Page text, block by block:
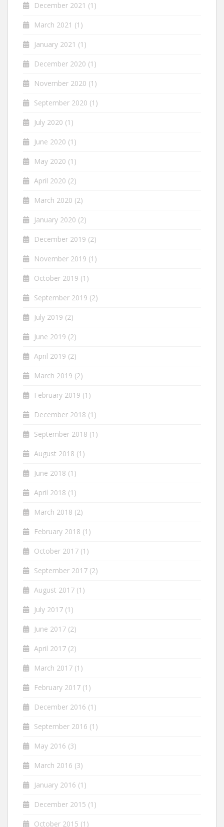
December 2021 (1)
March 2021 (1)
January 2021 (1)
December 2020 (1)
November 2020 (1)
September 2020 (1)
July 2020 (1)
June 2020 (1)
May 2020 (1)
April 2020 (2)
March 2020 (2)
January 2020 (2)
December 2019 (2)
November 2019 (1)
October 2019 (1)
September 2019 (2)
July 2019 (2)
June 2019 (2)
April 2019 (2)
March 2019 (2)
February 2019 (1)
December 2018 (1)
September 2018 (1)
August 2018 (1)
June 2018 (1)
April 2018 (1)
March 2018 (2)
February 2018 (1)
October 2017 (1)
September 2017 (2)
August 2017 (1)
July 2017 (1)
June 2017 (2)
April 2017 (2)
March 2017 (1)
February 2017 (1)
December 2016 (1)
September 2016 (1)
May 2016 (3)
March 2016 (3)
January 2016 (1)
December 2015 (1)
October 2015 (1)